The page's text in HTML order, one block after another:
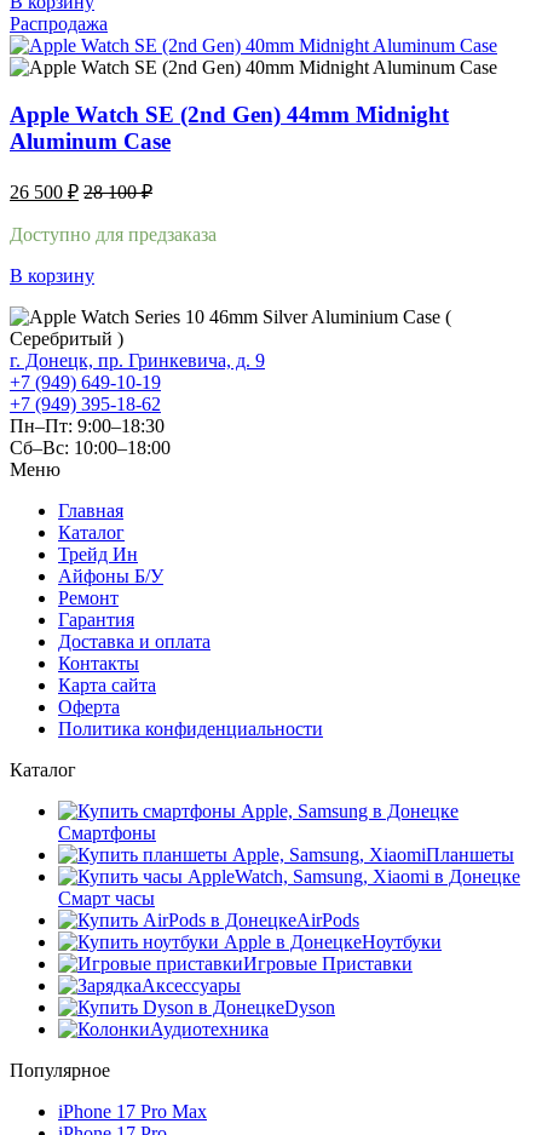
Распродажа
Apple Watch SE (2nd Gen) 44mm Midnight
Aluminum Case
26 500 ₽ 28 100₽
Доступно для предзаказа
В корзину
г. Донецк, пр. Гринкевича, д. 9
+7 (949) 649-10-19
+7 (949) 395-18-62
Пн–Пт: 9:00–18:30
Сб–Вс: 10:00–18:00
Меню
Главная
Каталог
Трейд Ин
Айфоны Б/У
Ремонт
Гарантия
Доставка и оплата
Контакты
Карта сайта
Оферта
Политика конфиденциальности
Каталог
Смартфоны
Планшеты
Смарт часы
AirPods
Ноутбуки
Игровые Приставки
Аксессуары
Dyson
Аудиотехника
Популярное
iPhone 17 Pro Max